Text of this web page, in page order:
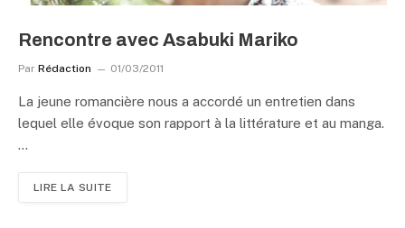
Rencontre avec Asabuki Mariko
Par Rédaction 01/03/2011
La jeune romancière nous a accordé un entretien dans
lequel elle évoque son rapport à la littérature et au manga.
…
LIRE LA SUITE